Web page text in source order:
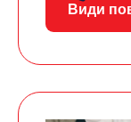
Види